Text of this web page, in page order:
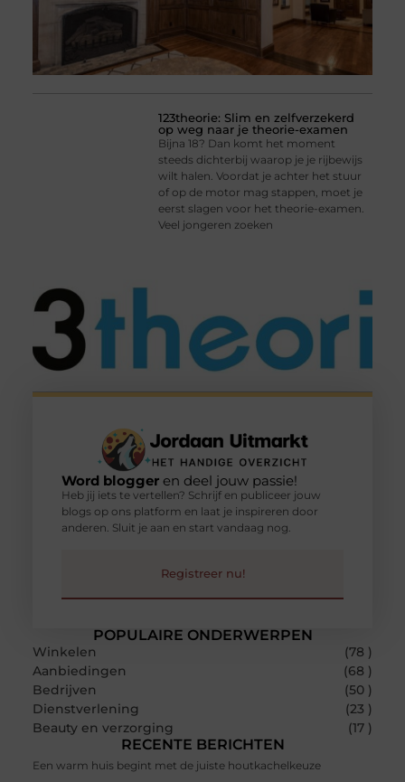
123theorie: Slim en zelfverzekerd
op weg naar je theorie-examen
Bijna 18? Dan komt het moment
steeds dichterbij waarop je je rijbewijs
wilt halen. Voordat je achter het stuur
of op de motor mag stappen, moet je
eerst slagen voor het theorie-examen.
Veel jongeren zoeken
POPULAIRE ONDERWERPEN
Winkelen
(78 )
Aanbiedingen
(68 )
Bedrijven
(50 )
Dienstverlening
(23 )
Beauty en verzorging
(17 )
RECENTE BERICHTEN
Een warm huis begint met de juiste houtkachelkeuze
Word bloggeren deel jouw passie!
Heb jij iets te vertellen? Schrijf en publiceer jouw
blogs op ons platform en laat je inspireren door
anderen. Sluit je aan en start vandaag nog.
Registreer nu!